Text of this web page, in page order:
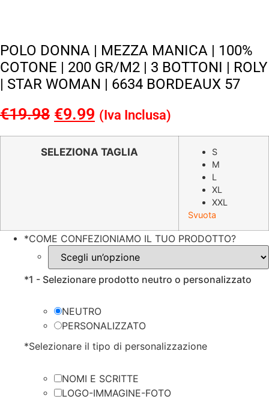
POLO DONNA | MEZZA MANICA | 100%
COTONE | 200 GR/M2 | 3 BOTTONI | ROLY
| STAR WOMAN | 6634 BORDEAUX 57
€19.98 Il
prezzo
originale
€9.99 Il
prezzo
attuale
(Iva Inclusa)
SELEZIONA TAGLIA
S
M
L
XL
XXL
Svuota
*COME CONFEZIONIAMO IL TUO PRODOTTO?
*1 - Selezionare prodotto neutro o personalizzato
NEUTRO
PERSONALIZZATO
*Selezionare il tipo di personalizzazione
NOMI E SCRITTE
LOGO-IMMAGINE-FOTO